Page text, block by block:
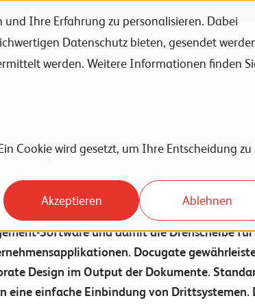
und Ihre Erfahrung zu personalisieren. Dabei
Datenschutz bieten, gesendet
werden. Weitere Informationen finden
Cookie wird gesetzt, um Ihre Entscheidung zu
Akzeptieren Ablehnen
Karriere News
Software und damit die Drehscheibe
Docugate
Design im Output der Dokumente.
eine einfache Einbindung von Drittsystemen.